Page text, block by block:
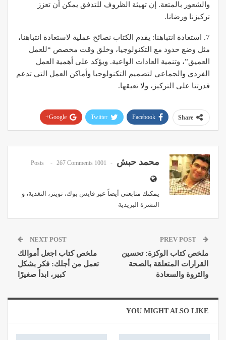
والشعور بالمتعة. إن تهيئة الظروف للتدفق يمكن أن تعزز
تركيزنا ورضانا.
7. استعادة انتباهنا: يقدم الكتاب نصائح عملية لاستعادة انتباهنا،
مثل وضع حدود مع التكنولوجيا، وخلق وقت مخصص “للعمل
العميق”، وتنمية العادات الواعية. ويؤكد على أهمية العمل
الفردي والجماعي لتصميم التكنولوجيا وأماكن العمل التي تدعم
قدرتنا على التركيز، ولا تعيقها.
Share
Facebook
Twitter
Google+
محمد حبش 1001 Posts
267 Comments
يمكنك متابعتي أيضاً عبر فايس بوك، تويتر ، التغذية، و
النشرة البريدية
ملخص كتاب الوكزة: تحسين
القرارات المتعلقة بالصحة
والثروة والسعادة
NEXT POST
ملخص كتاب اجعل أموالك
تعمل من أجلك: فكر بشكل
كبير، ابدأ صغيرًا
YOU MIGHT ALSO LIKE